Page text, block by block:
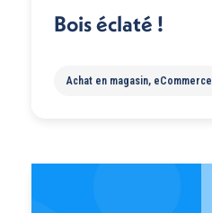
Bois éclaté !
Achat en magasin, eCommerce